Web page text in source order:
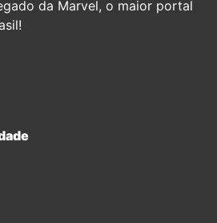
da Marvel, o maior portal